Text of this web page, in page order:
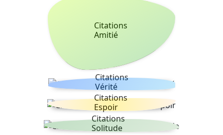
Citations
Amitié
Citations
Vérité
Citations
Espoir
Citations
Solitude